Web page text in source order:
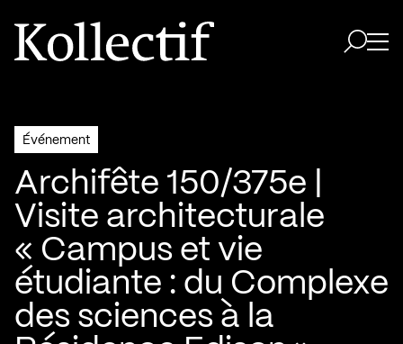
Aller à la page d'accueil
Logo Kollectif
Événement
Archifête 150/375e |
Visite architecturale
« Campus et vie
étudiante : du Complexe
des sciences à la